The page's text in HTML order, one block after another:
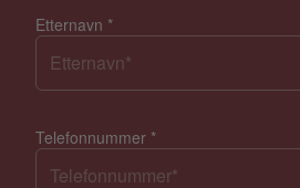
Etternavn *
Telefonnummer *